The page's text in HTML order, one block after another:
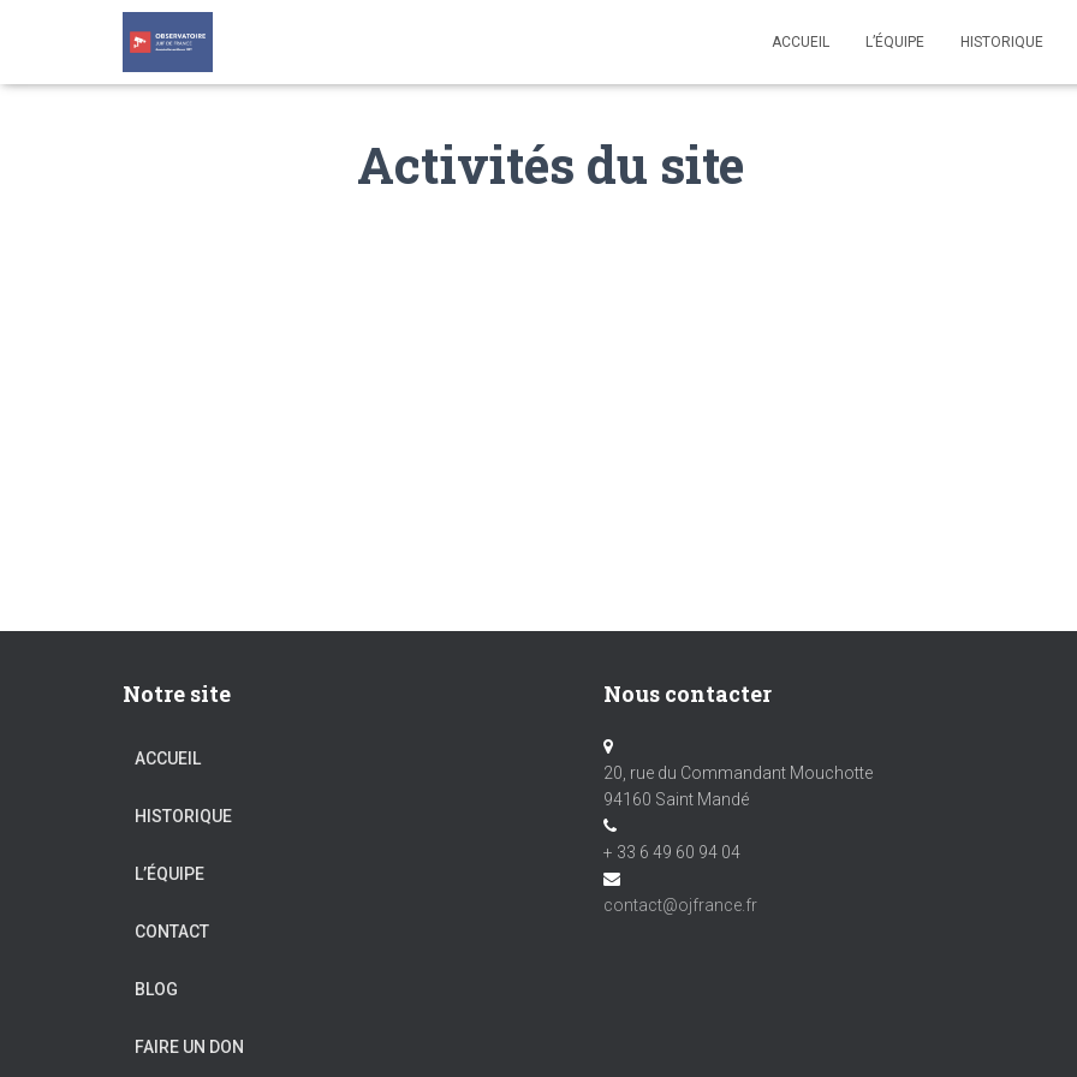
ACCUEIL L’ÉQUIPE HISTORIQUE
Activités du site
Notre site
ACCUEIL
HISTORIQUE
L’ÉQUIPE
CONTACT
BLOG
FAIRE UN DON
Nous contacter
20, rue du Commandant Mouchotte
94160 Saint Mandé
+ 33 6 49 60 94 04
contact@ojfrance.fr